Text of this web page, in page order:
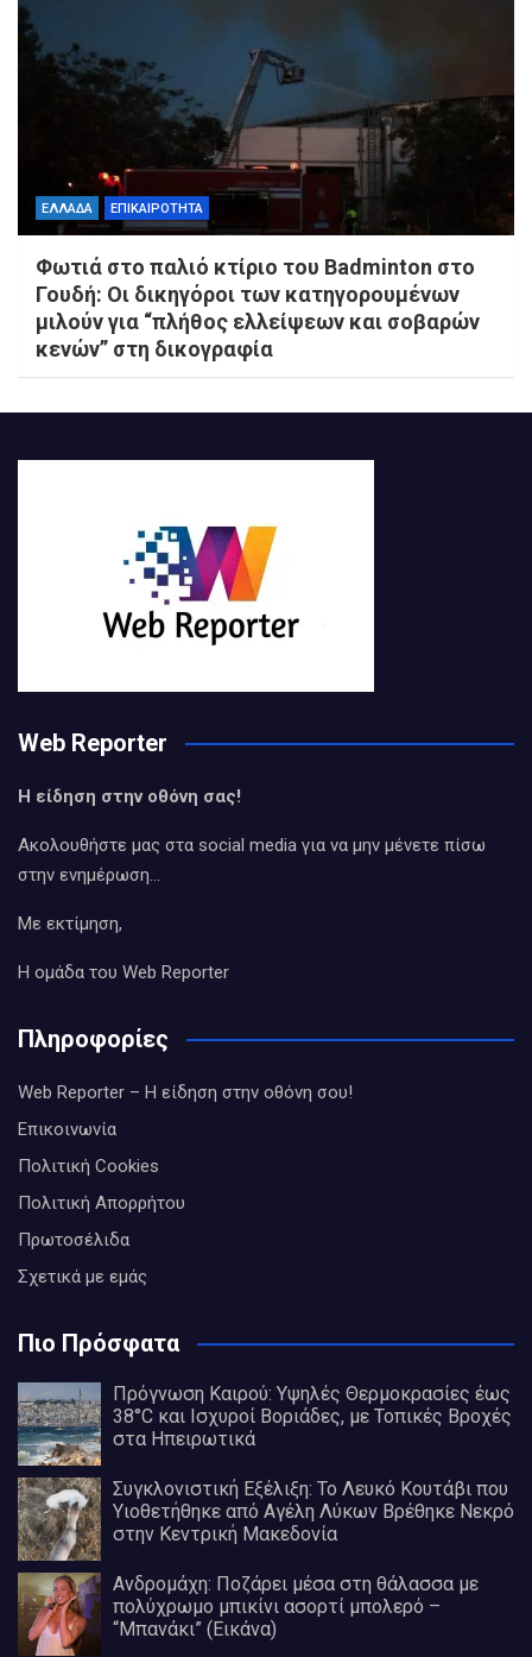
ΕΛΛΑΔΑ ΕΠΙΚΑΙΡΟΤΗΤΑ
Φωτιά στο παλιό κτίριο του Badminton στο
Γουδή: Οι δικηγόροι των κατηγορουμένων
μιλούν για “πλήθος ελλείψεων και σοβαρών
κενών” στη δικογραφία
Web Reporter
Η είδηση στην οθόνη σας!
Ακολουθήστε μας στα social media για να μην μένετε πίσω
στην ενημέρωση…
Με εκτίμηση,
Η ομάδα του Web Reporter
Πληροφορίες
Web Reporter – Η είδηση στην οθόνη σου!
Επικοινωνία
Πολιτική Cookies
Πολιτική Απορρήτου
Πρωτοσέλιδα
Σχετικά με εμάς
Πιο Πρόσφατα
Πρόγνωση Καιρού: Υψηλές Θερμοκρασίες έως
38°C και Ισχυροί Βοριάδες, με Τοπικές Βροχές
στα Ηπειρωτικά
Συγκλονιστική Εξέλιξη: Το Λευκό Κουτάβι που
Υιοθετήθηκε από Αγέλη Λύκων Βρέθηκε Νεκρό
στην Κεντρική Μακεδονία
Ανδρομάχη: Ποζάρει μέσα στη θάλασσα με
πολύχρωμο μπικίνι ασορτί μπολερό –
“Μπανάκι” (Εικάνα)